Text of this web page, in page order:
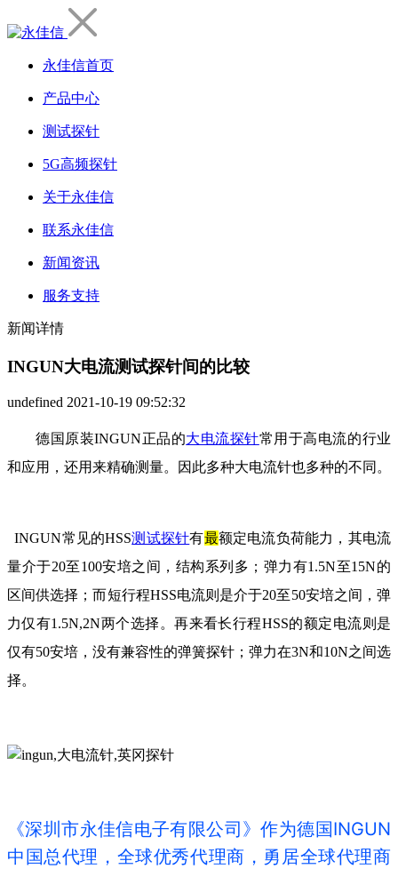
永佳信首页
产品中心
测试探针
5G高频探针
关于永佳信
联系永佳信
新闻资讯
服务支持
新闻详情
INGUN大电流测试探针间的比较
undefined 2021-10-19 09:52:32
德国原装INGUN正品的大电流探针常用于高电流的行业
和应用，还用来精确测量。因此多种大电流针也多种的不同。
INGUN常见的HSS测试探针有最额定电流负荷能力，其电流
量介于20至100安培之间，结构系列多；弹力有1.5N至15N的
区间供选择；而短行程HSS电流则是介于20至50安培之间，弹
力仅有1.5N,2N两个选择。再来看长行程HSS的额定电流则是
仅有50安培，没有兼容性的弹簧探针；弹力在3N和10N之间选
择。
《深圳市永佳信电子有限公司》作为德国INGUN
中国总代理，全球优秀代理商，勇居全球代理商